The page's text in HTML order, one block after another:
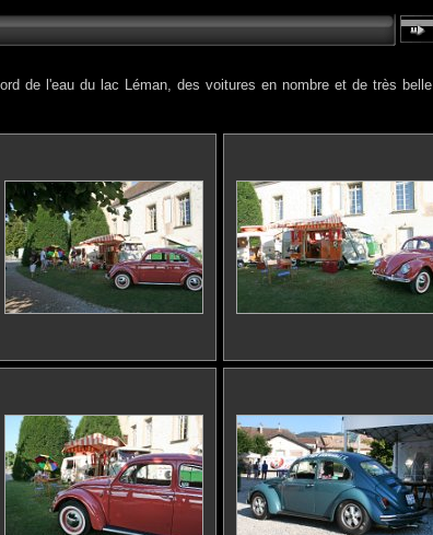
de l'eau du lac Léman, des voitures en nombre et de très belle